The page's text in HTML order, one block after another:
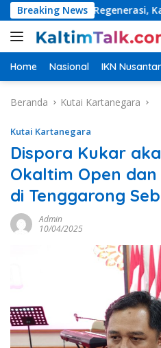
Langsung
ke
konten
Breaking News
Regenerasi, Kader Muda
Home Nasional IKN
Beranda Kutai Kartanegara
Kutai Kartanegara
Dispora Kukar
Okaltim Open dan
di Tenggarong
Admin
10/04/2025